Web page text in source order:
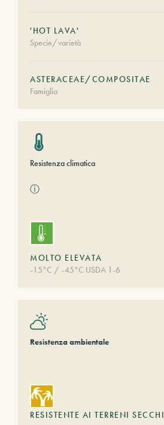
'HOT LAVA'
Specie/varietà
ASTERACEAE/COMPOSITAE
Famiglia
Resistenza climatica
ⓘ
MOLTO ELEVATA
-15°C / -45°C USDA 1-6
Resistenza ambientale
RESISTENTE AI TERRENI SECCHI